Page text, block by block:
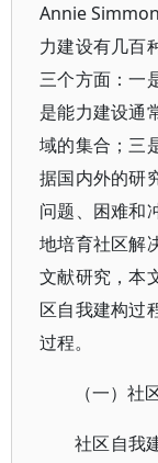
Annie
力建设有几百
三个方面：一
是能力建设通
域的集合；三
据国内外的研
问题、困难和
地培育社区解
文献研究，本
区自我建构过
过程。
（一）社
社区自我